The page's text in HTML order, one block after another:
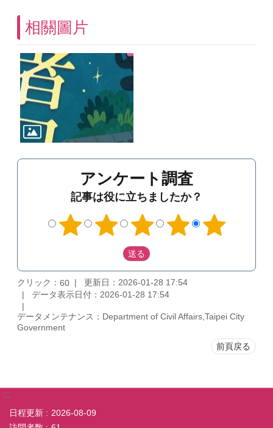
相關圖片
アンケート調査
記事は役に立ちましたか？
クリック： 60
更新日：2026-01-28 17:54
データ表示日付：2026-01-28 17:54
データメンテナンス：Department of Civil Affairs,Taipei City
Government
前頁戻る
:::
日程更新
2026-08-09